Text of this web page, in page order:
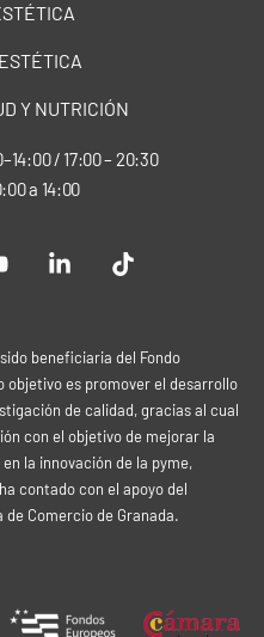
Y NUTRICIÓN
/ 17:00 – 20:30
a 14:00
sido beneficiaria del Fondo
objetivo es promover el desarrollo
de calidad, gracias al cual
con el objetivo de mejorar la
la innovación de la pyme,
contado con el apoyo del
de Comercio de Granada.